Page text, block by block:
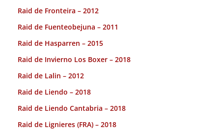
Raid de Fronteira – 2012
Raid de Fuenteobejuna – 2011
Raid de Hasparren – 2015
Raid de Invierno Los Boxer – 2018
Raid de Lalin – 2012
Raid de Liendo – 2018
Raid de Liendo Cantabria – 2018
Raid de Lignieres (FRA) – 2018